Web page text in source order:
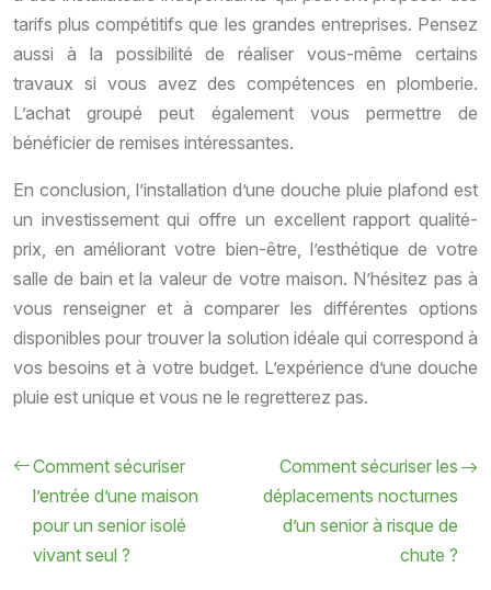
tarifs plus compétitifs que les grandes entreprises. Pensez
aussi à la possibilité de réaliser vous-même certains
travaux si vous avez des compétences en plomberie.
L’achat groupé peut également vous permettre de
bénéficier de remises intéressantes.
En conclusion, l’installation d’une douche pluie plafond est
un investissement qui offre un excellent rapport qualité-
prix, en améliorant votre bien-être, l’esthétique de votre
salle de bain et la valeur de votre maison. N’hésitez pas à
vous renseigner et à comparer les différentes options
disponibles pour trouver la solution idéale qui correspond à
vos besoins et à votre budget. L’expérience d’une douche
pluie est unique et vous ne le regretterez pas.
Comment sécuriser
l’entrée d’une maison
pour un senior isolé
vivant seul ?
Comment sécuriser les
déplacements nocturnes
d’un senior à risque de
chute ?